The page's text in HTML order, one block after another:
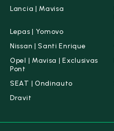
Lancia | Mavisa
Lepas | Yomovo
Nissan | Santi Enrique
Opel | Mavisa | Exclusivas
Pont
SEAT | Ondinauto
Dravit